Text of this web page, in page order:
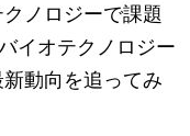
ノロジーで課題
イオテクノロジー
動向を追ってみ